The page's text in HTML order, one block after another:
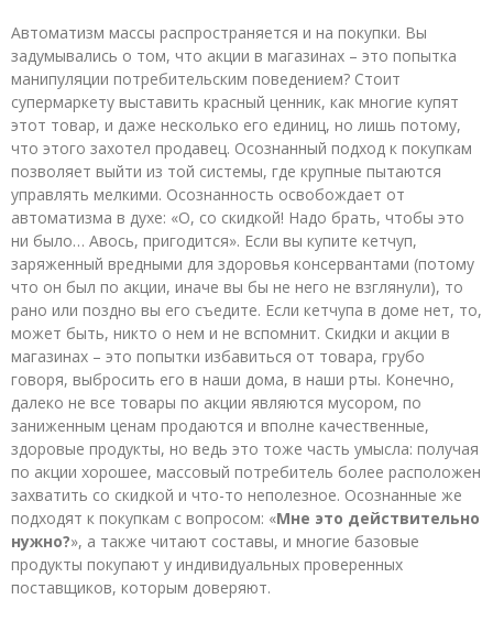
Автоматизм массы распространяется и на покупки. Вы
задумывались о том, что акции в магазинах – это попытка
манипуляции потребительским поведением? Стоит
супермаркету выставить красный ценник, как многие купят
этот товар, и даже несколько его единиц, но лишь потому,
что этого захотел продавец. Осознанный подход к покупкам
позволяет выйти из той системы, где крупные пытаются
управлять мелкими. Осознанность освобождает от
автоматизма в духе: «О, со скидкой! Надо брать, чтобы это
ни было… Авось, пригодится». Если вы купите кетчуп,
заряженный вредными для здоровья консервантами (потому
что он был по акции, иначе вы бы не него не взглянули), то
рано или поздно вы его съедите. Если кетчупа в доме нет, то,
может быть, никто о нем и не вспомнит. Скидки и акции в
магазинах – это попытки избавиться от товара, грубо
говоря, выбросить его в наши дома, в наши рты. Конечно,
далеко не все товары по акции являются мусором, по
заниженным ценам продаются и вполне качественные,
здоровые продукты, но ведь это тоже часть умысла: получая
по акции хорошее, массовый потребитель более расположен
захватить со скидкой и что-то неполезное. Осознанные же
подходят к покупкам с вопросом: «Мне это действительно
нужно?», а также читают составы, и многие базовые
продукты покупают у индивидуальных проверенных
поставщиков, которым доверяют.